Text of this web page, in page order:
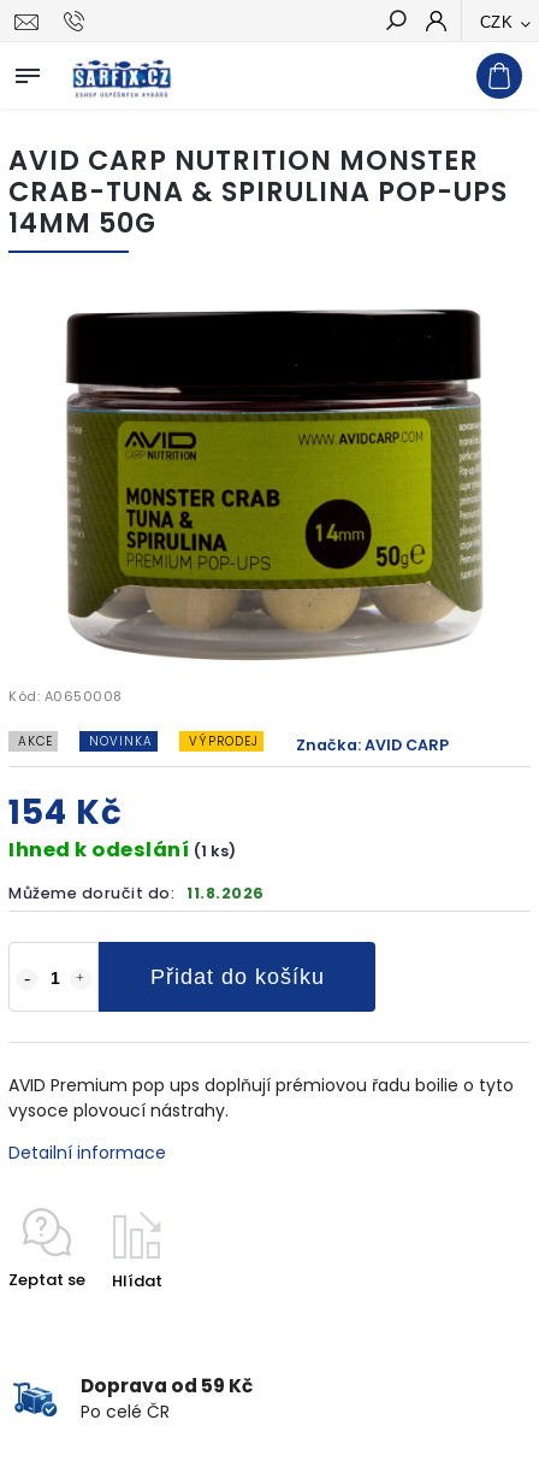
CZK
Hledat
AVID CARP NUTRITION MONSTER
CRAB-TUNA & SPIRULINA POP-UPS
14MM 50G
Kód: A0650008
AKCE NOVINKA VÝPRODEJ Značka:AVID CARP
154 Kč
Ihned k odeslání (1 ks)
Můžeme doručit do: 11.8.2026
Přidat do košíku
AVID Premium pop ups doplňují prémiovou řadu boilie o tyto
vysoce plovoucí nástrahy.
Detailní informace
Zeptat se Hlídat
Doprava od 59 Kč
Po celé ČR